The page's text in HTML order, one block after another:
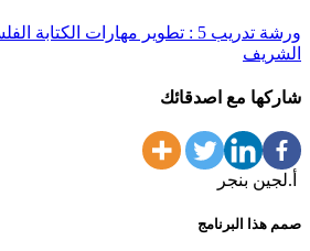
ورشة تدريب 5 : تطوير مهارات
الشريف
شاركها مع اصدقائك
أ.لجين بنجر
صمم هذا البرنامج